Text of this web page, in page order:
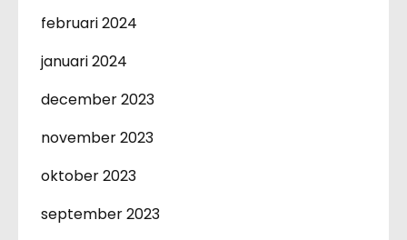
februari 2024
januari 2024
december 2023
november 2023
oktober 2023
september 2023